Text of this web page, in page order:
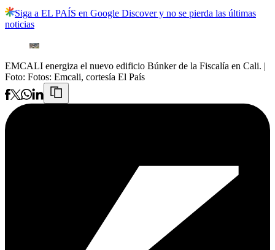
Siga a EL PAÍS en Google Discover y no se pierda las últimas
noticias
EMCALI energiza el nuevo edificio Búnker de la Fiscalía en Cali. |
Foto: Fotos: Emcali, cortesía El País